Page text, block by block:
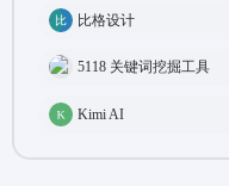
比格设计
5118 关键词挖掘工具
Kimi AI